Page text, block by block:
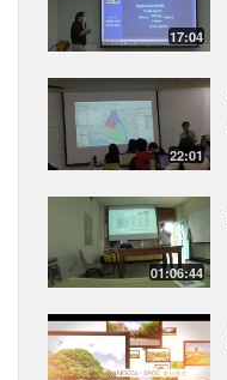
17:04
22:01
01:06:44